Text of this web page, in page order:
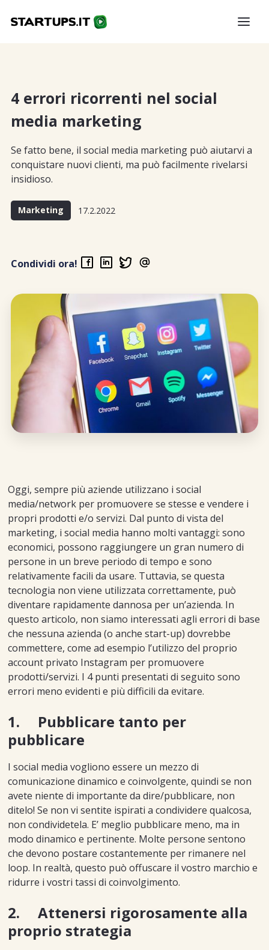
4 errori ricorrenti nel social
media marketing
Se fatto bene, il social media marketing può aiutarvi a
conquistare nuovi clienti, ma può facilmente rivelarsi
insidioso.
Marketing 17.2.2022
Condividi ora!
Oggi, sempre più aziende utilizzano i social
media/network per promuovere se stesse e vendere i
propri prodotti e/o servizi. Dal punto di vista del
marketing, i social media hanno molti vantaggi: sono
economici, possono raggiungere un gran numero di
persone in un breve periodo di tempo e sono
relativamente facili da usare. Tuttavia, se questa
tecnologia non viene utilizzata correttamente, può
diventare rapidamente dannosa per un’azienda. In
questo articolo, non siamo interessati agli errori di base
che nessuna azienda (o anche start-up) dovrebbe
commettere, come ad esempio l’utilizzo del proprio
account privato Instagram per promuovere
prodotti/servizi. I 4 punti presentati di seguito sono
errori meno evidenti e più difficili da evitare.
1. Pubblicare tanto per
pubblicare
I social media vogliono essere un mezzo di
comunicazione dinamico e coinvolgente, quindi se non
avete niente di importante da dire/pubblicare, non
ditelo! Se non vi sentite ispirati a condividere qualcosa,
non condividetela. E’ meglio pubblicare meno, ma in
modo dinamico e pertinente. Molte persone sentono
che devono postare costantemente per rimanere nel
loop. In realtà, questo può offuscare il vostro marchio e
ridurre i vostri tassi di coinvolgimento.
2. Attenersi rigorosamente alla
proprio strategia